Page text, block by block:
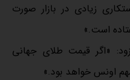
زیادی در بازار صورت
است.»
«اگر قیمت طلای جهانی